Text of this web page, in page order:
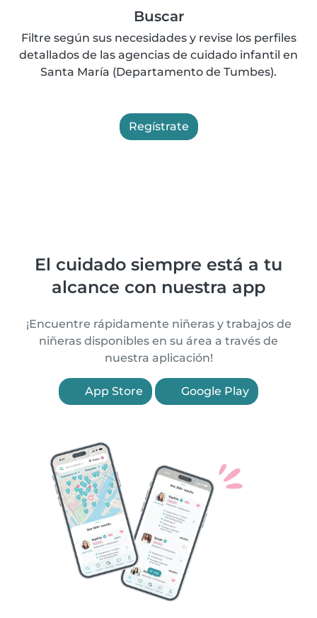
Buscar
Filtre según sus necesidades y revise los perfiles
detallados de las agencias de cuidado infantil en
Santa María (Departamento de Tumbes).
Regístrate
El cuidado siempre está a tu
alcance con nuestra app
¡Encuentre rápidamente niñeras y trabajos de
niñeras disponibles en su área a través de
nuestra aplicación!
App Store Google Play